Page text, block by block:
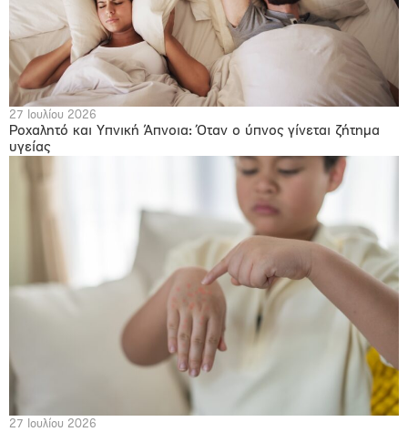
27 Ιουλίου 2026
Ροχαλητό και Υπνική Άπνοια: Όταν ο ύπνος γίνεται ζήτημα
υγείας
27 Ιουλίου 2026